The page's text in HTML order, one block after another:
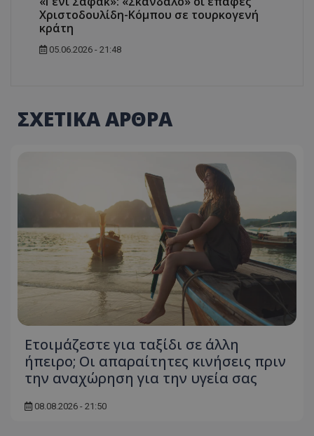
Χριστοδουλίδη-Κόμπου σε τουρκογενή
κράτη
05.06.2026 - 21:48
ΣΧΕΤΙΚΑ ΑΡΘΡΑ
Ετοιμάζεστε για ταξίδι σε άλλη
ήπειρο; Οι απαραίτητες κινήσεις πριν
την αναχώρηση για την υγεία σας
08.08.2026 - 21:50